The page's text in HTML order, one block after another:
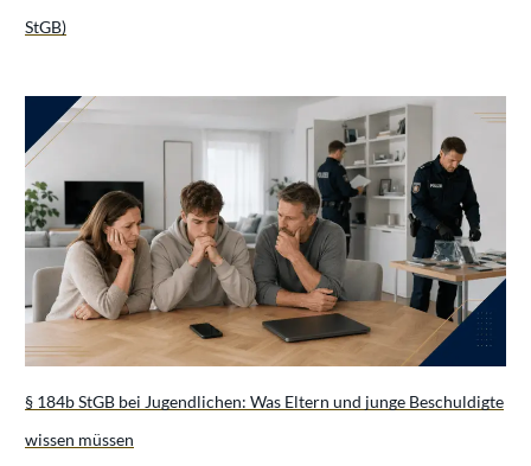
StGB)
§ 184b StGB bei Jugendlichen: Was Eltern und junge Beschuldigte
wissen müssen